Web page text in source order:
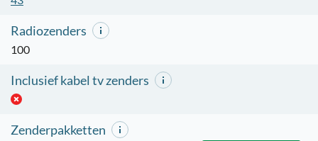
Radiozenders
100
Inclusief kabel tv zenders
Zenderpakketten